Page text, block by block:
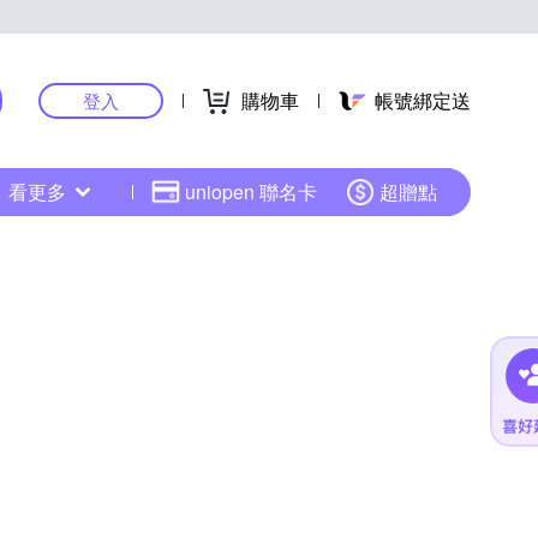
登入 購物車 帳號綁定送
看更多 uniopen 聯名卡 超贈點